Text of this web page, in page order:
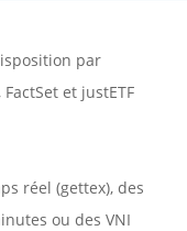
par
, FactSet et justETF
réel (gettex), des
ou des VNI